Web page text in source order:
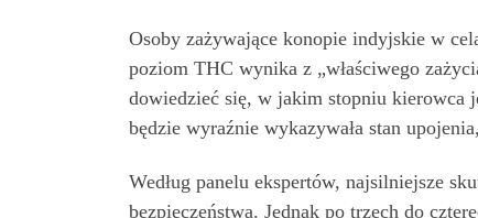
Osoby zażywające konopie indyjskie w
poziom THC wynika z „właściwego
dowiedzieć się, w jakim stopniu kierowca
będzie wyraźnie wykazywała stan
Według panelu ekspertów, najsilniejsze
bezpieczeństwa. Jednak po trzech do